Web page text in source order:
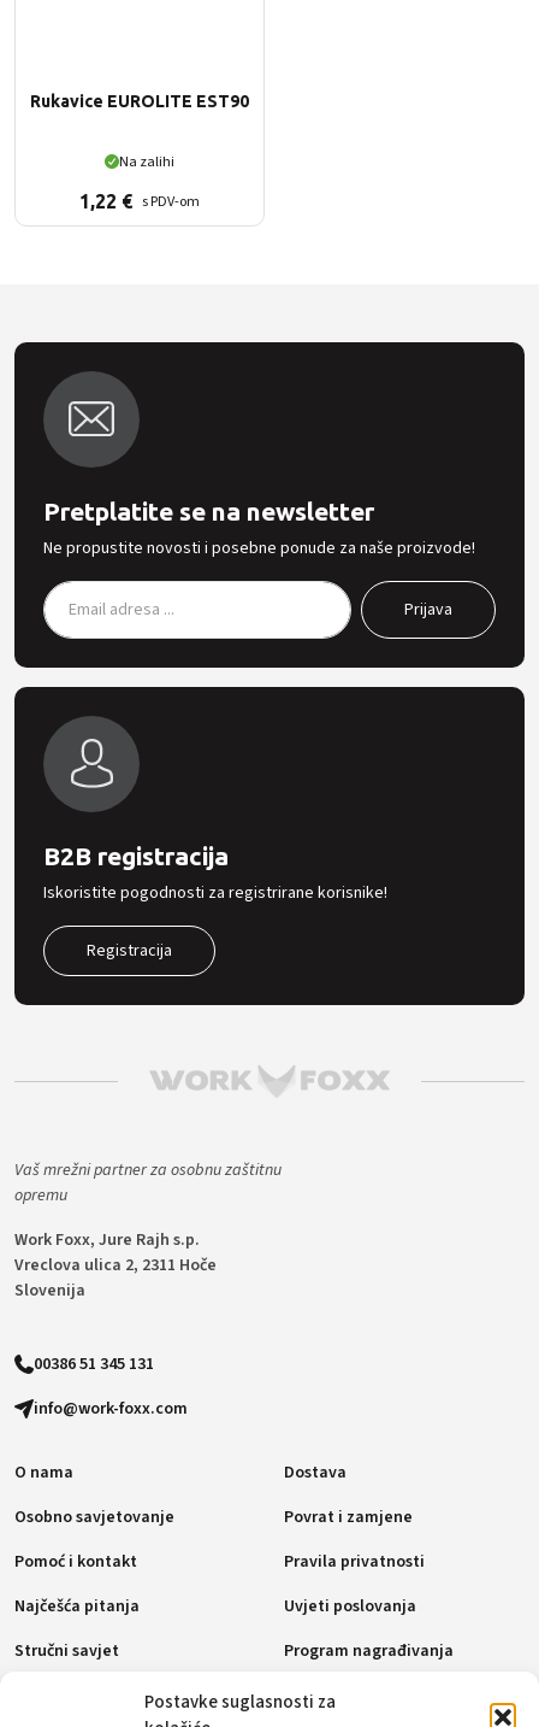
Postavke suglasnosti za
Rukavice EUROLITE EST90
Na zalihi
1,22 € s PDV-om
Pretplatite se na newsletter
Ne propustite novosti i posebne ponude za naše proizvode!
B2B registracija
Iskoristite pogodnosti za registrirane korisnike!
Registracija
Vaš mrežni partner za osobnu zaštitnu
opremu
Work Foxx, Jure Rajh s.p.
Vreclova ulica 2, 2311 Hoče
Slovenija
00386 51 345 131
info@work-foxx.com
O nama
Osobno savjetovanje
Pomoć i kontakt
Najčešća pitanja
Stručni savjet
Dostava
Povrat i zamjene
Pravila privatnosti
Uvjeti poslovanja
Program nagrađivanja
Pravila o kolačićima (EU)